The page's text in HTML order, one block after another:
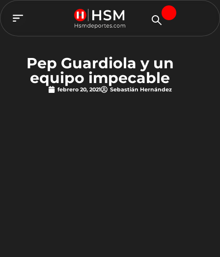
Pep Guardiola y un
equipo impecable
febrero 20, 2021 Sebastián Hernández